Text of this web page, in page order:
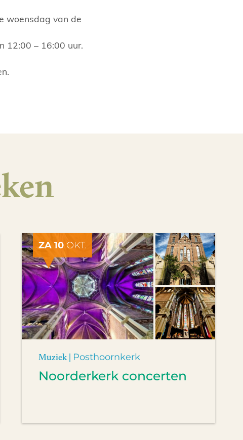
woensdag van de
12:00 – 16:00 uur.
ZA 10OKT.
Muziek | Posthoornkerk
Noorderkerk concerten